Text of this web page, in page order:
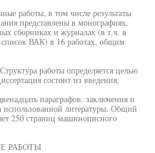
работы, в том числе результаты
представлены в монографиях,
сборниках и журналах (в т.ч. в
список ВАК) в 16 работах, общим
работы определяется целью
состоит из введения,
параграфов, заключения и
использованной литературы. Общий
250 страниц машинописного
РАБОТЫ